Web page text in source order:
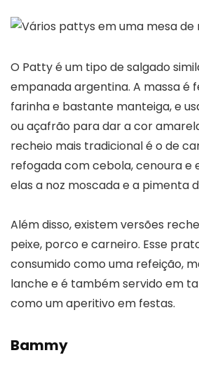
O Patty é um tipo de salgado
empanada argentina. A massa é
farinha e bastante manteiga, e
ou açafrão para dar a cor
recheio mais tradicional é o de
refogada com cebola, cenoura e
elas a noz moscada e a pimenta
Além disso, existem versões
peixe, porco e carneiro. Esse
consumido como uma refeição,
lanche e é também servido em
como um aperitivo em festas.
Bammy